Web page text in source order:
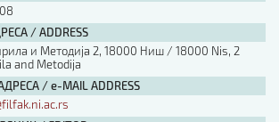
/ ADDRESS
и Методија 2, 18000 Ниш / 18000 Nis, 2
and Metodija
/ e-MAIL ADDRESS